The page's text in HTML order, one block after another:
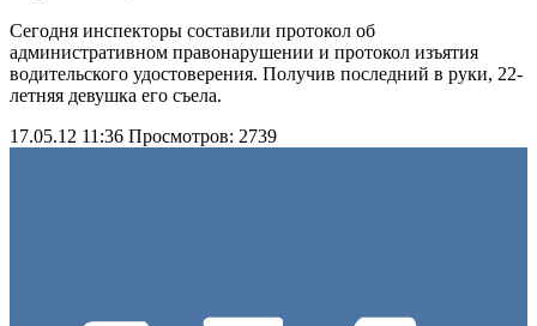
Сегодня инспекторы составили протокол об
административном правонарушении и протокол изъятия
водительского удостоверения. Получив последний в руки, 22-
летняя девушка его съела.
17.05.12 11:36 Просмотров: 2739